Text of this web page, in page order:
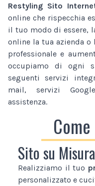
Restyling Sito
online che rispecchia
il tuo modo di essere,
online la tua azienda
professionale e
occupiamo di ogni
seguenti servizi
mail, servizi
assistenza.
Sito su Misura
Realizziamo il tuo
personalizzato e